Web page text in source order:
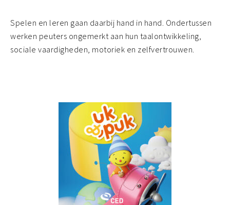
Spelen en leren gaan daarbij hand in hand. Ondertussen
werken peuters ongemerkt aan hun taalontwikkeling,
sociale vaardigheden, motoriek en zelfvertrouwen.